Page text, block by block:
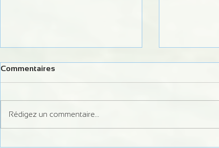
Commentaires
Rédigez un commentaire...